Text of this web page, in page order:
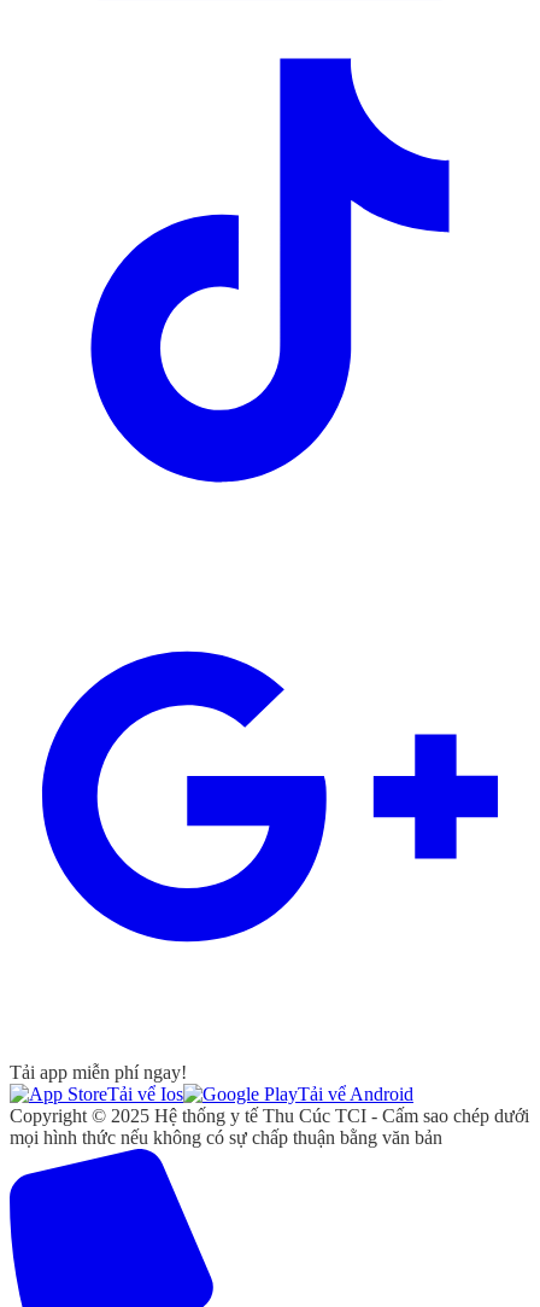
Tải app miễn phí ngay!
Tải vể Ios
Tải vể Android
Copyright © 2025 Hệ thống y tế Thu Cúc TCI - Cấm sao chép dưới
mọi hình thức nếu không có sự chấp thuận bằng văn bản